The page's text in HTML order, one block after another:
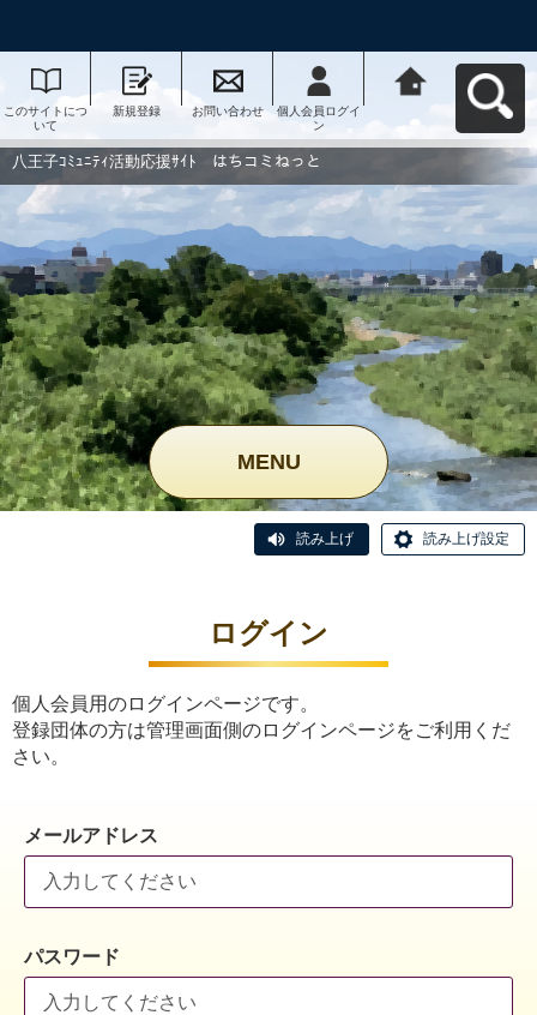
このサイトにつ
いて
新規登録 お問い合わせ
個人会員ログイ
ン
動応援ｻｲﾄ はち
コミねっとへ戻
八王子ｺﾐｭﾆﾃｨ活動応援ｻｲﾄ はちコミねっと
MENU
読み上げ 読み上げ設定
ログイン
個人会員用のログインページです。
登録団体の方は管理画面側のログインページをご利用くだ
さい。
メールアドレス
パスワード